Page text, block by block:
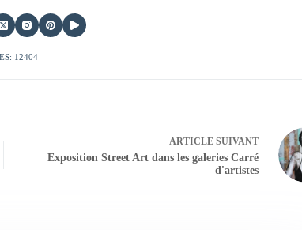
12404
ARTICLESUIVANT
Exposition Street Art dans les galeries Carré
d'artistes